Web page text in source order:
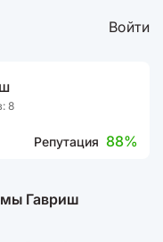
Войти
8
Репутация 88%
Гавриш